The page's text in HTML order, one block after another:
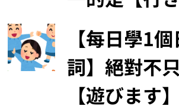
【每日學1
詞】絕對不
【遊びます】